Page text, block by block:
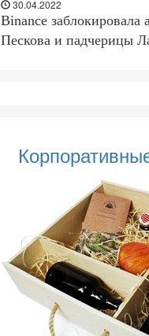
30.04.2022
Binance заблокировала
Пескова и падчерицы